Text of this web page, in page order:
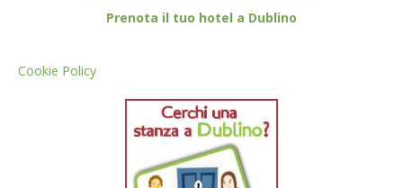
Prenota il tuo hotel a Dublino
Cookie Policy